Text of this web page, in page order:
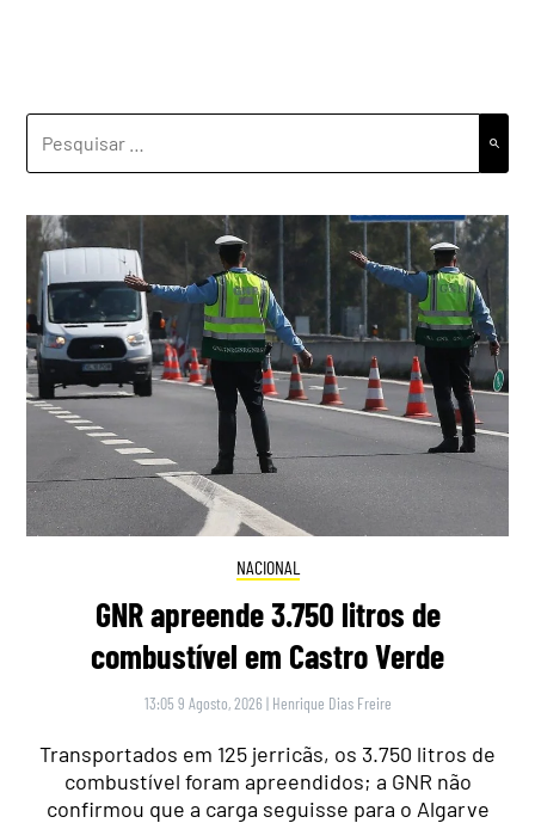
NACIONAL
GNR apreende 3.750 litros de
combustível em Castro Verde
13:05 9 Agosto, 2026 | Henrique Dias Freire
Transportados em 125 jerricãs, os 3.750 litros de
combustível foram apreendidos; a GNR não
confirmou que a carga seguisse para o Algarve